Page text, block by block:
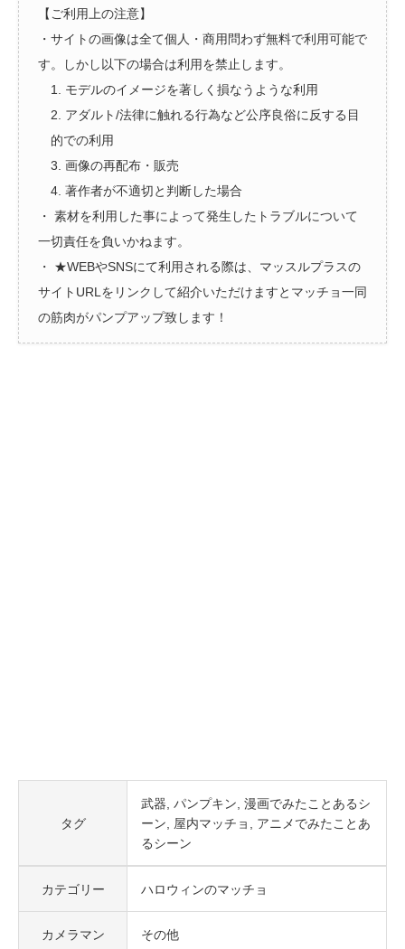
【ご利用上の注意】
・サイトの画像は全て個人・商用問わず無料で利用可能で
す。しかし以下の場合は利用を禁止します。
1. モデルのイメージを著しく損なうような利用
2. アダルト/法律に触れる行為など公序良俗に反する目
的での利用
3. 画像の再配布・販売
4. 著作者が不適切と判断した場合
・ 素材を利用した事によって発生したトラブルについて
一切責任を負いかねます。
・ ★WEBやSNSにて利用される際は、マッスルプラスの
サイトURLをリンクして紹介いただけますとマッチョ一同
の筋肉がパンプアップ致します！
タグ
武器 パンプキン 漫画でみたことあるシ
ーン
屋内マッチョ
アニメでみたことあ
るシーン
カテゴリー ハロウィンのマッチョ
カメラマン その他